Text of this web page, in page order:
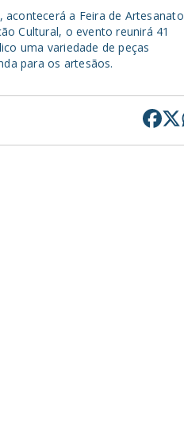
a Feira de Artesanato
Cultural, o evento reunirá 41
uma variedade de peças
para os artesãos.